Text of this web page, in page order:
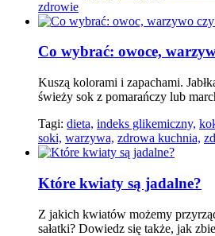
zdrowie
Co wybrać: owoce,
Kuszą kolorami i zapachami.
świeży sok z pomarańczy lub
Tagi: dieta, indeks glikemiczny,
soki, warzywa, zdrowa kuchnia,
Które kwiaty są jadalne?
Z jakich kwiatów możemy
sałatki? Dowiedz się także, jak